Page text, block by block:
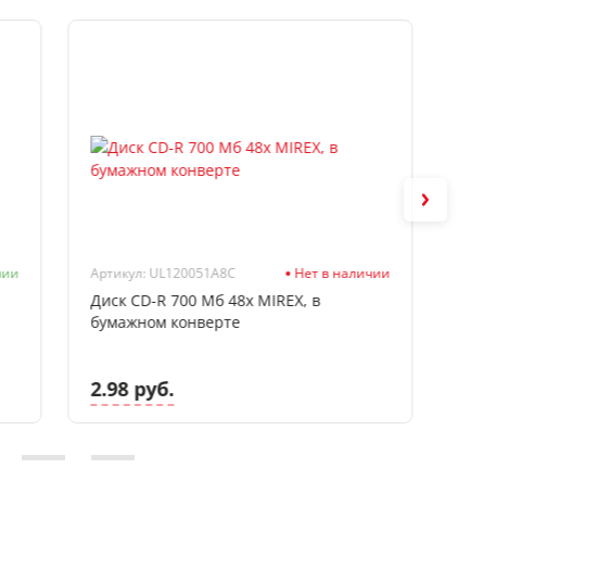
Артикул: UL120051A8C Нет в наличии
Диск CD-R 700 Мб 48х MIREX, в
бумажном конверте
2.98 руб.